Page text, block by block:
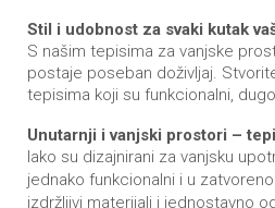
Stil i udobnost za svaki kutak
S našim tepisima za vanjske
postaje poseban doživljaj.
tepisima koji su funkcionalni,
Unutarnji i vanjski prostori –
Iako su dizajnirani za vanjsku
jednako funkcionalni i u
izdržljivi materijali i jednostavno